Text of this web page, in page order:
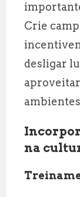
Crie
desligar
na